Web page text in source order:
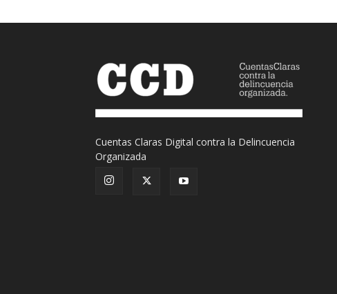
Cuentas Claras Digital contra la Delincuencia
Organizada